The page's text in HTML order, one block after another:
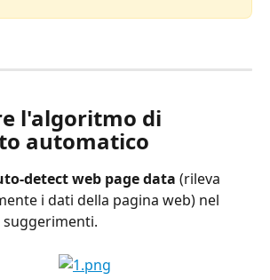
l'algoritmo di
automatico
detect web page data (rileva
i dati della pagina web) nel